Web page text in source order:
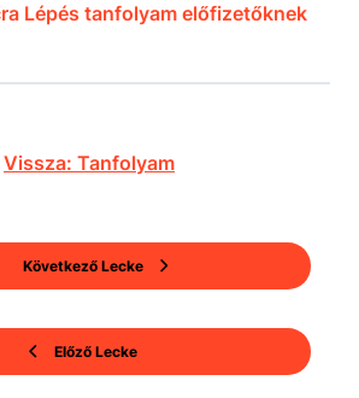
Lépés tanfolyam előfizetőknek
Előző Lecke
Vissza: Tanfolyam
Következő Lecke